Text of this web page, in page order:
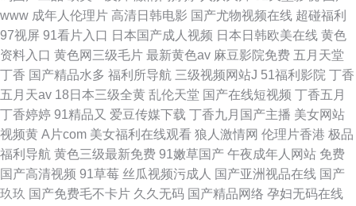
www 成年人伦理片 高清日韩电影 国产尤物视频在线 超碰福利
97视屏 91看片入口 日本国产成人视频 日本日韩欧美在线 黄色
资料入口 黄色网三级毛片 最新黄色av 麻豆影院免费 五月天堂
丁香 国产精品水多 福利所导航 三级视频网站J 51福利影院 丁香
五月天av 18日本三级全黄 乱伦天堂 国产在线短视频 丁香五月
丁香婷婷 91精品又 爱豆传媒下载 丁香九月国产主播 美女网站
视频黄 A片com 美女福利在线观看 狼人激情网 伦理片香港 极品
福利导航 黄色三级最新免费 91嫩草国产 午夜成年人网站 免费
国产高清视频 91草莓 丝瓜视频污成人 国产亚洲视品在线 国产
玖玖 国产免费毛不卡片 久久无码 国产精品网络 孕妇无码在线